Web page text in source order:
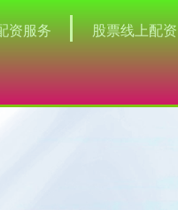
资服务 股票线上配资